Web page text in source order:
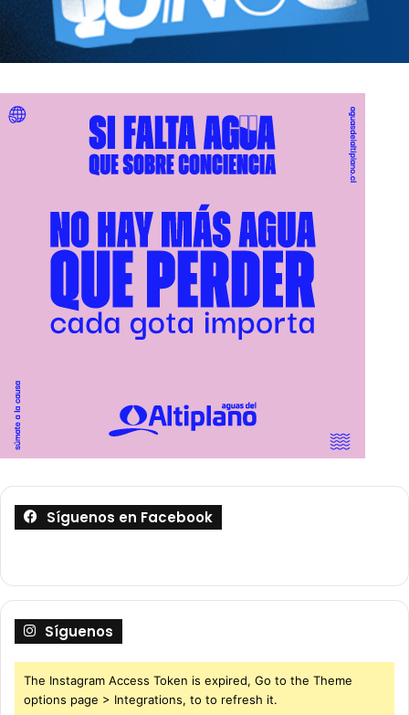
Síguenos en Facebook
Síguenos
The Instagram Access Token is expired, Go to the Theme
options page > Integrations, to to refresh it.